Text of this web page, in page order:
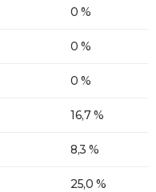
0 %
0 %
0 %
16,7 %
8,3 %
25,0 %